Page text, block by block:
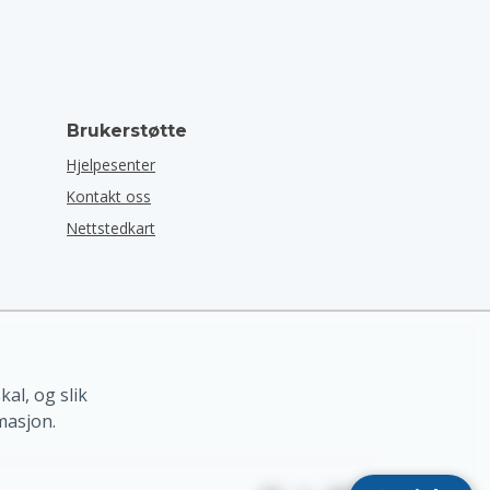
Brukerstøtte
Hjelpesenter
Kontakt oss
Nettstedkart
og slik